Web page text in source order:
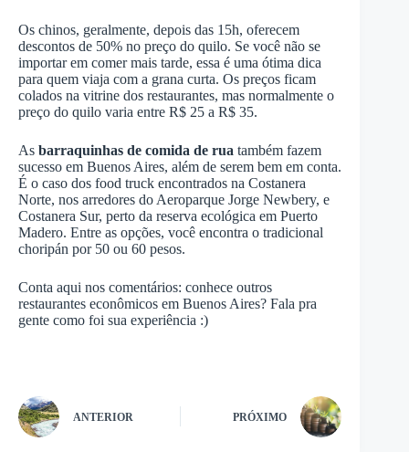
Os chinos, geralmente, depois das 15h, oferecem
descontos de 50% no preço do quilo. Se você não se
importar em comer mais tarde, essa é uma ótima dica
para quem viaja com a grana curta. Os preços ficam
colados na vitrine dos restaurantes, mas normalmente o
preço do quilo varia entre R$ 25 a R$ 35.
As barraquinhas de comida de rua também fazem
sucesso em Buenos Aires, além de serem bem em conta.
É o caso dos food truck encontrados na Costanera
Norte, nos arredores do Aeroparque Jorge Newbery, e
Costanera Sur, perto da reserva ecológica em Puerto
Madero. Entre as opções, você encontra o tradicional
choripán por 50 ou 60 pesos.
Conta aqui nos comentários: conhece outros
restaurantes econômicos em Buenos Aires? Fala pra
gente como foi sua experiência :)
ANTERIOR PRÓXIMO